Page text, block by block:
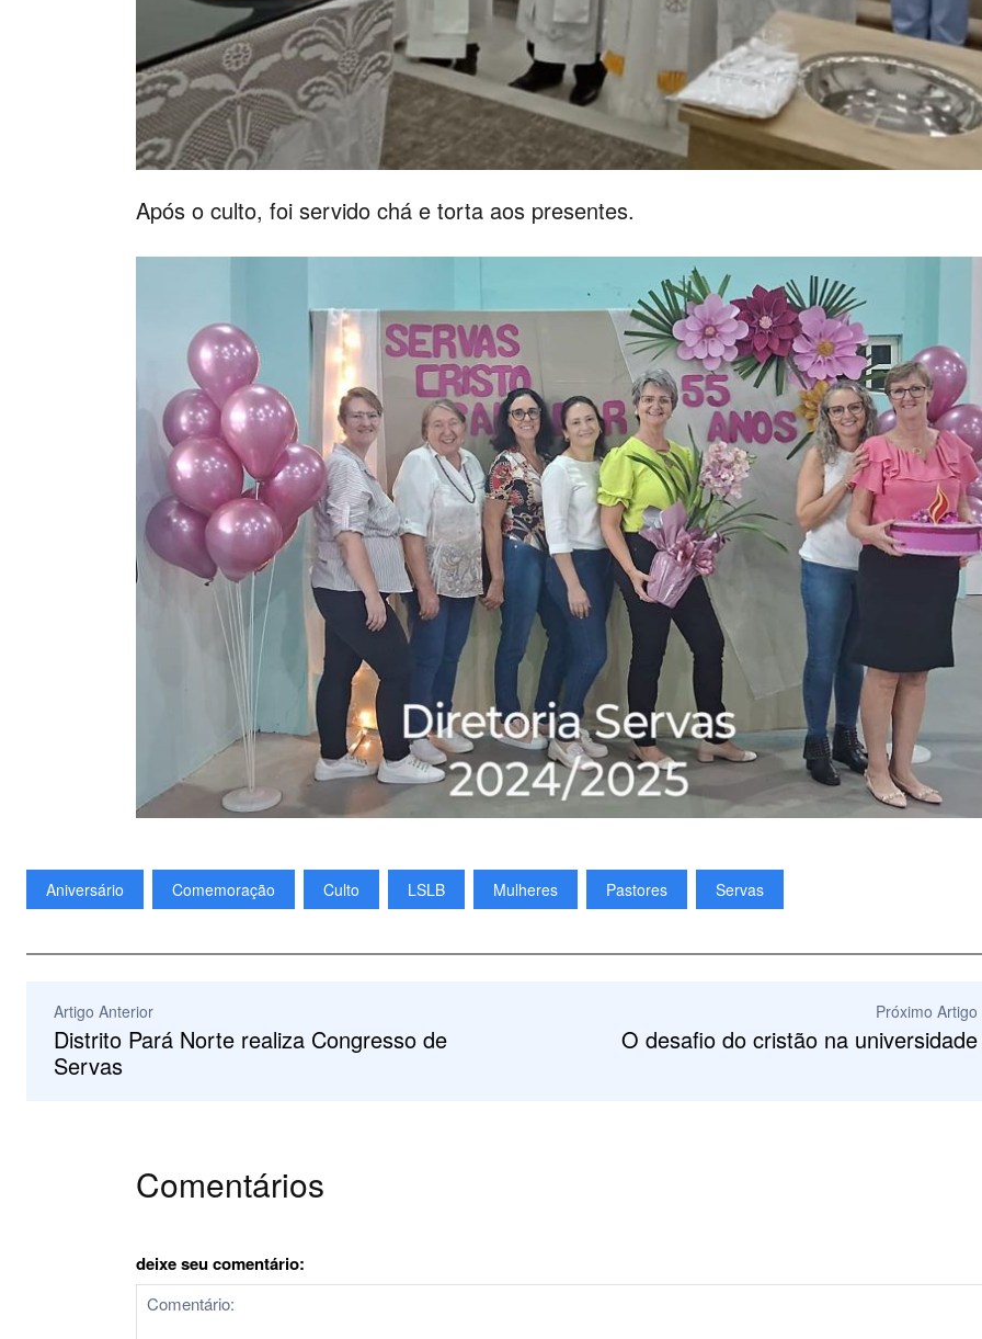
Após o culto, foi servido chá e torta aos presentes.
Aniversário Comemoração Culto LSLB Mulheres Pastores Servas
Artigo Anterior
Distrito Pará Norte realiza Congresso de
Servas
Próximo Artigo
O desafio do cristão na universidade
Comentários
deixe seu comentário: